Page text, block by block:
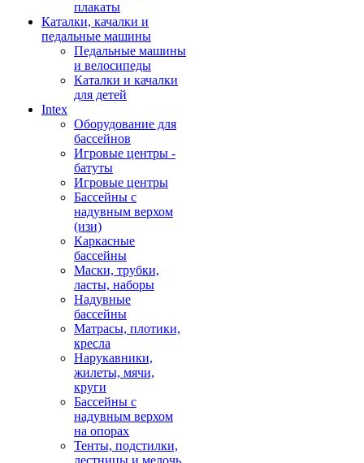
плакаты
Каталки, качалки и
педальные машины
Педальные машины
и велосипеды
Каталки и качалки
для детей
Intex
Оборудование для
бассейнов
Игровые центры -
батуты
Игровые центры
Бассейны с
надувным верхом
(изи)
Каркасные
бассейны
Маски, трубки,
ласты, наборы
Надувные
бассейны
Матрасы, плотики,
кресла
Нарукавники,
жилеты, мячи,
круги
Бассейны с
надувным верхом
на опорах
Тенты, подстилки,
лестницы и мелочь